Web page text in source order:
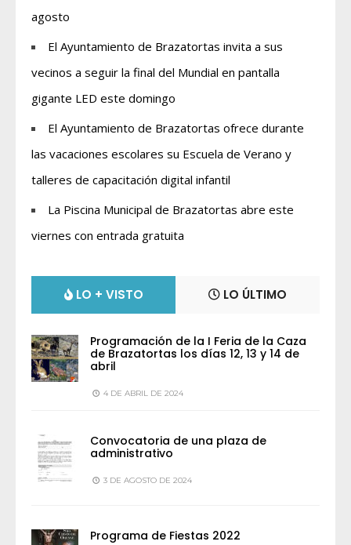
agosto
El Ayuntamiento de Brazatortas invita a sus
vecinos a seguir la final del Mundial en pantalla
gigante LED este domingo
El Ayuntamiento de Brazatortas ofrece durante
las vacaciones escolares su Escuela de Verano y
talleres de capacitación digital infantil
La Piscina Municipal de Brazatortas abre este
viernes con entrada gratuita
LO + VISTO LO ÚLTIMO
Programación de la I Feria de la Caza
de Brazatortas los días 12, 13 y 14 de
abril
4 DE ABRIL DE 2024
Convocatoria de una plaza de
administrativo
3 DE AGOSTO DE 2024
Programa de Fiestas 2022